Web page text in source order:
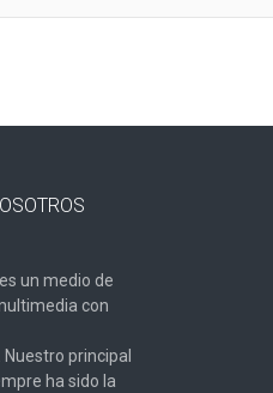
un medio de
con
principal
ha sido la